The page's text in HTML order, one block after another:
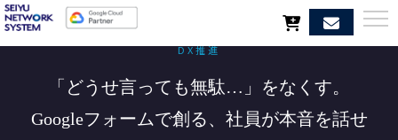
DX推進
「どうせ言っても無駄…」をなくす。
Googleフォームで創る、社員が本音を話せ